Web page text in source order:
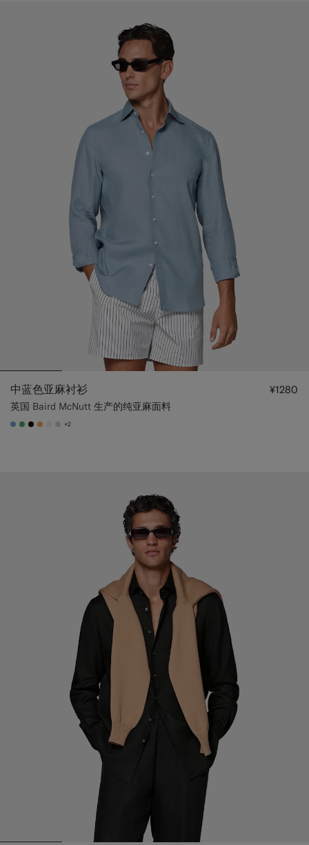
中蓝色亚麻衬衫
英国 Baird McNutt 生产的纯亚麻面料
¥1280
#82A1DC
#50AA6A
#000000
#F9AA62
#F1EFE8
#D7D1C3
+2